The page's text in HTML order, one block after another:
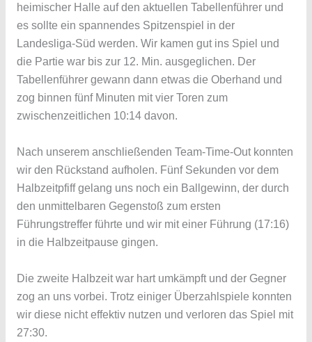
heimischer Halle auf den aktuellen Tabellenführer und
es sollte ein spannendes Spitzenspiel in der
Landesliga-Süd werden. Wir kamen gut ins Spiel und
die Partie war bis zur 12. Min. ausgeglichen. Der
Tabellenführer gewann dann etwas die Oberhand und
zog binnen fünf Minuten mit vier Toren zum
zwischenzeitlichen 10:14 davon.
Nach unserem anschließenden Team-Time-Out konnten
wir den Rückstand aufholen. Fünf Sekunden vor dem
Halbzeitpfiff gelang uns noch ein Ballgewinn, der durch
den unmittelbaren Gegenstoß zum ersten
Führungstreffer führte und wir mit einer Führung (17:16)
in die Halbzeitpause gingen.
Die zweite Halbzeit war hart umkämpft und der Gegner
zog an uns vorbei. Trotz einiger Überzahlspiele konnten
wir diese nicht effektiv nutzen und verloren das Spiel mit
27:30.